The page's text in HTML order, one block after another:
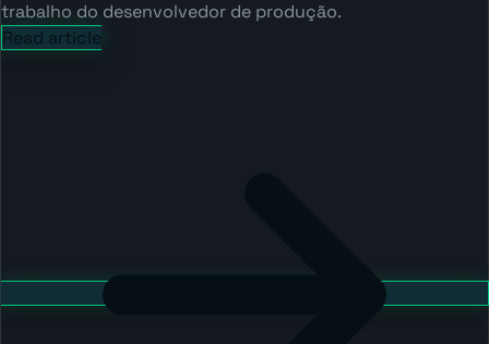
trabalho do desenvolvedor de produção.
Read article